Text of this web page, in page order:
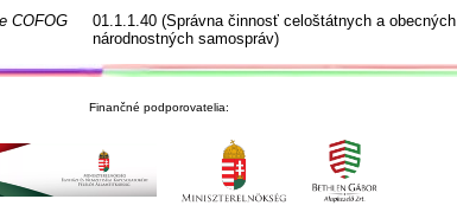
COFOG
01.1.1.40 (Správna činnosť celoštátnych a obecných
národnostných samospráv)
Finančné podporovatelia: